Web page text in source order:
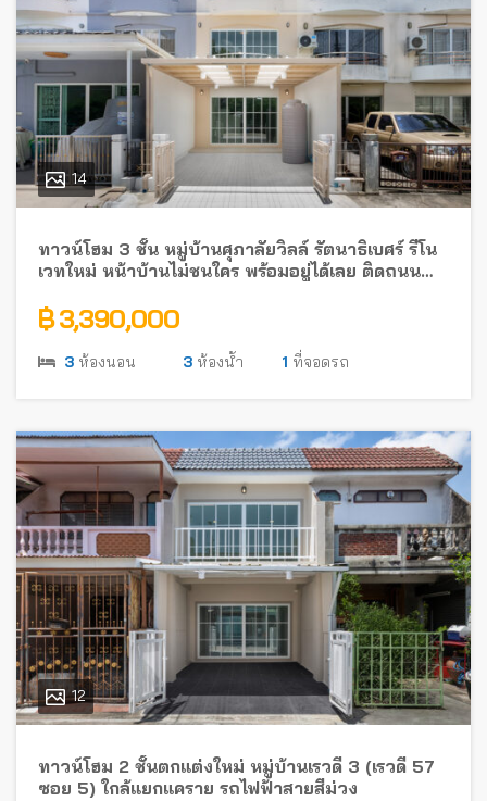
14
ทาวน์โฮม 3 ชั้น หมู่บ้านศุภาลัยวิลล์ รัตนาธิเบศร์ รีโน
เวทใหม่ หน้าบ้านไม่ชนใคร พร้อมอยู่ได้เลย ติดถนน
฿ 3,390,000
3 ห้องนอน 3 ห้องน้ำ 1 ที่จอดรถ
12
ทาวน์โฮม 2 ชั้นตกแต่งใหม่ หมู่บ้านเรวดี 3 (เรวดี 57
ซอย 5) ใกล้แยกแคราย รถไฟฟ้าสายสีม่วง